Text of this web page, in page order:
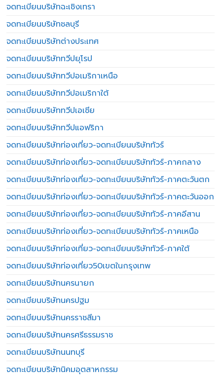
จดทะเบียนบริษัทฉะเชิงเทรา
จดทะเบียนบริษัทชลบุรี
จดทะเบียนบริษัทต่างประเทศ
จดทะเบียนบริษัททวีปยุโรป
จดทะเบียนบริษัททวีปอเมริกาเหนือ
จดทะเบียนบริษัททวีปอเมริกาใต้
จดทะเบียนบริษัททวีปเอเชีย
จดทะเบียนบริษัททวีปแอฟริกา
จดทะเบียนบริษัทท่องเที่ยว-จดทะเบียนบริษัททัวร์
จดทะเบียนบริษัทท่องเที่ยว-จดทะเบียนบริษัททัวร์-ภาคกลาง
จดทะเบียนบริษัทท่องเที่ยว-จดทะเบียนบริษัททัวร์-ภาคตะวันตก
จดทะเบียนบริษัทท่องเที่ยว-จดทะเบียนบริษัททัวร์-ภาคตะวันออก
จดทะเบียนบริษัทท่องเที่ยว-จดทะเบียนบริษัททัวร์-ภาคอีสาน
จดทะเบียนบริษัทท่องเที่ยว-จดทะเบียนบริษัททัวร์-ภาคเหนือ
จดทะเบียนบริษัทท่องเที่ยว-จดทะเบียนบริษัททัวร์-ภาคใต้
จดทะเบียนบริษัทท่องเที่ยว50เขตในกรุงเทพ
จดทะเบียนบริษัทนครนายก
จดทะเบียนบริษัทนครปฐม
จดทะเบียนบริษัทนครราชสีมา
จดทะเบียนบริษัทนครศรีธรรมราช
จดทะเบียนบริษัทนนทบุรี
จดทะเบียนบริษัทนิคมอุตสาหกรรม